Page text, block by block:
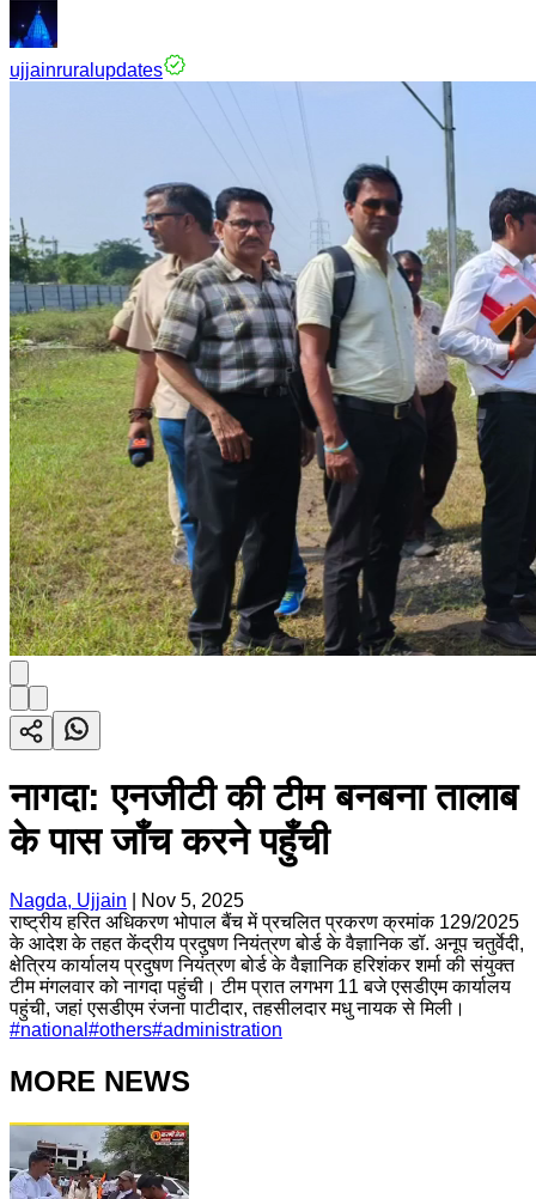
ujjainruralupdates
नागदा: एनजीटी की टीम बनबना तालाब
के पास जाँच करने पहुँची
Nagda, Ujjain
Nov 5, 2025
राष्ट्रीय हरित अधिकरण भोपाल बैंच में प्रचलित प्रकरण क्रमांक 129/2025
के आदेश के तहत केंद्रीय प्रदुषण नियंत्रण बोर्ड के वैज्ञानिक डॉ. अनूप चतुर्वेदी,
क्षेत्रिय कार्यालय प्रदुषण नियंत्रण बोर्ड के वैज्ञानिक हरिशंकर शर्मा की संयुक्त
टीम मंगलवार को नागदा पहुंची। टीम प्रात लगभग 11 बजे एसडीएम कार्यालय
पहुंची, जहां एसडीएम रंजना पाटीदार, तहसीलदार मधु नायक से मिली।
#national #others#administration
MORE NEWS